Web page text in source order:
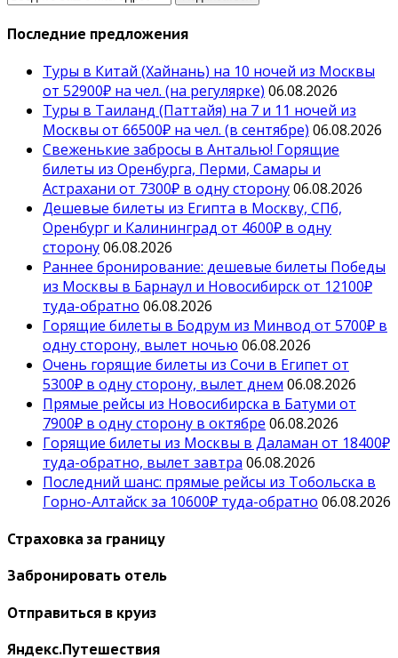
Последние предложения
Туры в Китай (Хайнань) на 10 ночей из Москвы
от 52900₽ на чел. (на регулярке) 06.08.2026
Туры в Таиланд (Паттайя) на 7 и 11 ночей из
Москвы от 66500₽ на чел. (в сентябре) 06.08.2026
Свеженькие забросы в Анталью! Горящие
билеты из Оренбурга, Перми, Самары и
Астрахани от 7300₽ в одну сторону06.08.2026
Дешевые билеты из Египта в Москву, СПб,
Оренбург и Калининград от 4600₽ в одну
сторону06.08.2026
Раннее бронирование: дешевые билеты Победы
из Москвы в Барнаул и Новосибирск от 12100₽
туда-обратно 06.08.2026
Горящие билеты в Бодрум из Минвод от 5700₽ в
одну сторону, вылет ночью 06.08.2026
Очень горящие билеты из Сочи в Египет от
5300₽ в одну сторону, вылет днем 06.08.2026
Прямые рейсы из Новосибирска в Батуми от
7900₽ в одну сторону в октябре 06.08.2026
Горящие билеты из Москвы в Даламан от 18400₽
туда-обратно, вылет завтра 06.08.2026
Последний шанс: прямые рейсы из Тобольска в
Горно-Алтайск за 10600₽ туда-обратно 06.08.2026
Страховка за границу
Забронировать отель
Отправиться в круиз
Яндекс.Путешествия